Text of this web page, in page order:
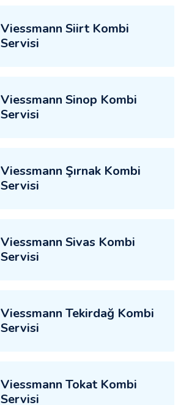
Viessmann Siirt Kombi
Servisi
Viessmann Sinop Kombi
Servisi
Viessmann Şırnak Kombi
Servisi
Viessmann Sivas Kombi
Servisi
Viessmann Tekirdağ Kombi
Servisi
Viessmann Tokat Kombi
Servisi